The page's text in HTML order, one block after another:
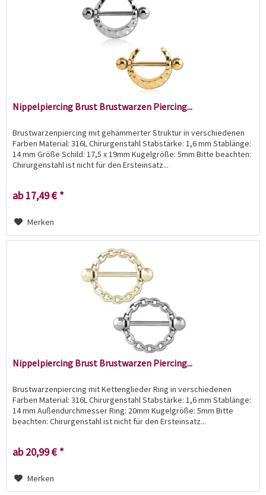
Nippelpiercing Brust Brustwarzen Piercing...
Brustwarzenpiercing mit gehämmerter Struktur in verschiedenen
Farben Material: 316L Chirurgenstahl Stabstärke: 1,6 mm Stablänge:
14 mm Größe Schild: 17,5 x 19mm Kugelgröße: 5mm Bitte beachten:
Chirurgenstahl ist nicht für den Ersteinsatz...
ab 17,49 € *
Merken
Nippelpiercing Brust Brustwarzen Piercing...
Brustwarzenpiercing mit Kettenglieder Ring in verschiedenen
Farben Material: 316L Chirurgenstahl Stabstärke: 1,6 mm Stablänge:
14 mm Außendurchmesser Ring: 20mm Kugelgröße: 5mm Bitte
beachten: Chirurgenstahl ist nicht für den Ersteinsatz...
ab 20,99 € *
Merken